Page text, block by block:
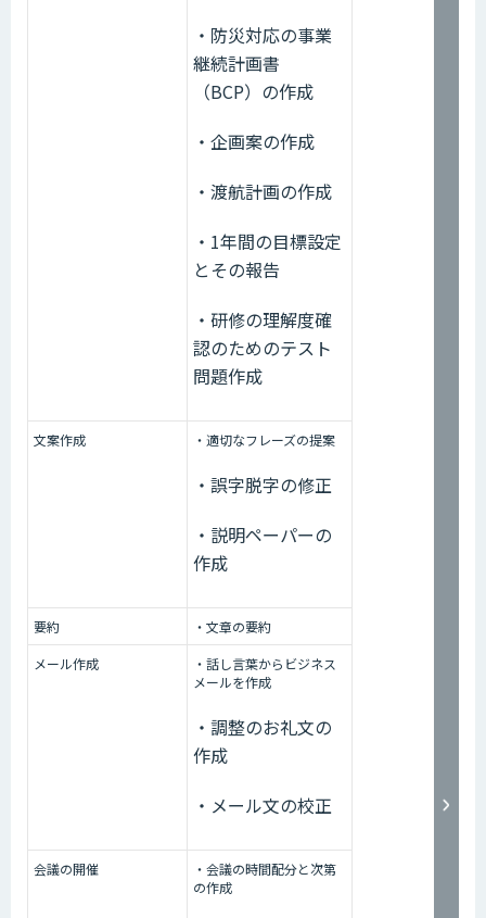
・防災対応の事業
継続計画書
（BCP）の作成
・企画案の作成
・渡航計画の作成
・1年間の目標設定
とその報告
・研修の理解度確
認のためのテスト
問題作成
文案作成 ・適切なフレーズの提案
・誤字脱字の修正
・説明ペーパーの
作成
要約
・文章の要約
メール作成
・話し言葉からビジネス
メールを作成
・調整のお礼文の
作成
・メール文の校正
会議の開催
・会議の時間配分と次第
の作成